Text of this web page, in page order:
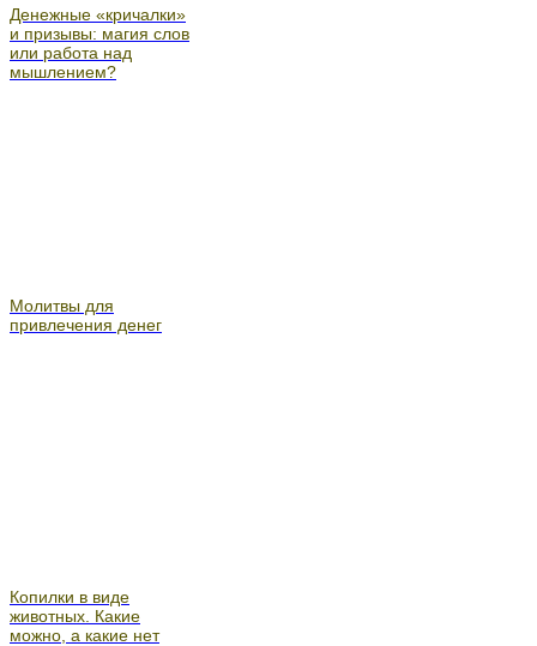
Денежные «кричалки»
и призывы: магия слов
или работа над
мышлением?
Молитвы для
привлечения денег
Копилки в виде
животных. Какие
можно, а какие нет